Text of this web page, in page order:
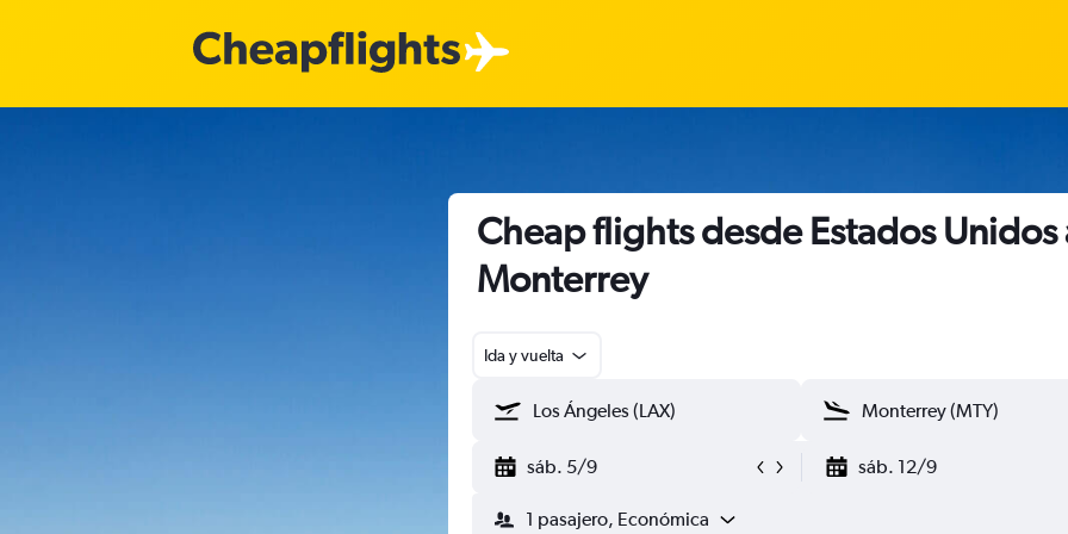
Cheap flights desde Estados Unidos
Monterrey
Ida y vuelta
sáb. 5/9 sáb. 12/9
1 pasajero, Económica